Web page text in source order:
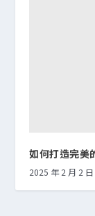
如何打造完美
2025 年 2 月 2 日